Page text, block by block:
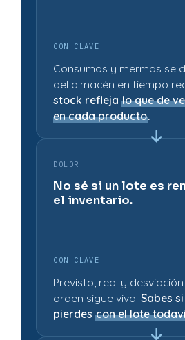
CON CLAVE
Consumos y mermas se
del almacén en tiempo
stock reflejalo que de
en cada producto.
DOLOR
No sé si un lote es
el inventario.
CON CLAVE
Previsto, real y
orden sigue viva.Sabes
pierdescon el lote